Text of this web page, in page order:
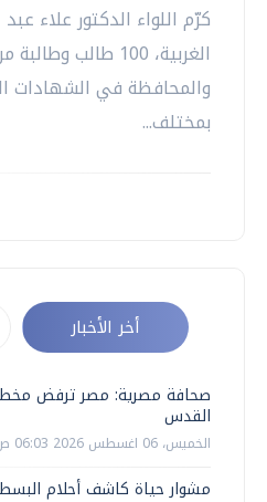
كرّم اللواء الدكتور علاء
الغربية، 100 طالب
والمحافظة في الشهادات
بمختلف...
أخر الأخبار
صحافة مصرية: مصر ترفض
القدس
الخميس، 06 اغسطس 2026 06:03 ص
مشوار حياة كاشف أحلام